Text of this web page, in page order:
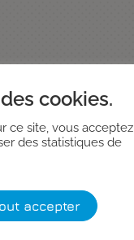
cookies.
ce site, vous acceptez
des statistiques de
accepter